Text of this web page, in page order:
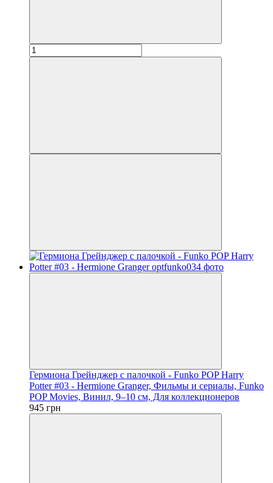
Гермиона Грейнджер с палочкой - Funko POP Harry
Potter #03 - Hermione Granger, Фильмы и сериалы, Funko
POP Movies, Винил, 9–10 см, Для коллекционеров
945 грн